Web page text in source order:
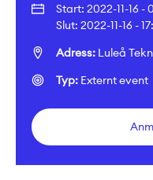
Start: 2022-11-16 -
Slut: 2022-11-16 -
Adress: Luleå
Typ: Externt event